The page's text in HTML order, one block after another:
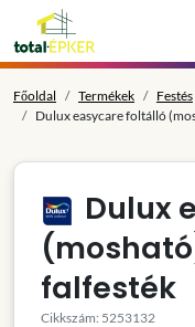
Főoldal Termékek Festés
Dulux easycare foltálló
Dulux
falfesték
Cikkszám: 5253132